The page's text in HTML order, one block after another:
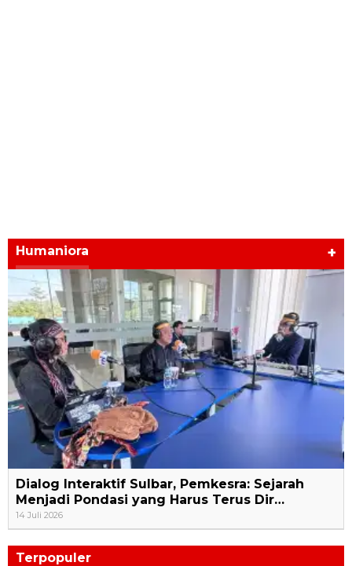
Humaniora +
Dialog Interaktif Sulbar, Pemkesra: Sejarah
Menjadi Pondasi yang Harus Terus Dir…
14 Juli 2026
Terpopuler